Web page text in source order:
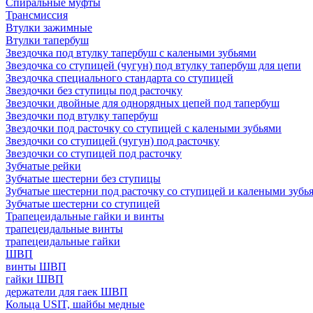
Спиральные муфты
Трансмиссия
Втулки зажимные
Втулки тапербуш
Звездочка под втулку тапербуш c калеными зубьями
Звездочка со ступицей (чугун) под втулку тапербуш для цепи
Звездочка специального стандарта со ступицей
Звездочки без ступицы под расточку
Звездочки двойные для однорядных цепей под тапербуш
Звездочки под втулку тапербуш
Звездочки под расточку со ступицей с калеными зубьями
Звездочки со ступицей (чугун) под расточку
Звездочки со ступицей под расточку
Зубчатые рейки
Зубчатые шестерни без ступицы
Зубчатые шестерни под расточку со ступицей и калеными
Зубчатые шестерни со ступицей
Трапецеидальные гайки и винты
трапецеидальные винты
трапецеидальные гайки
ШВП
винты ШВП
гайки ШВП
держатели для гаек ШВП
Кольца USIT, шайбы медные